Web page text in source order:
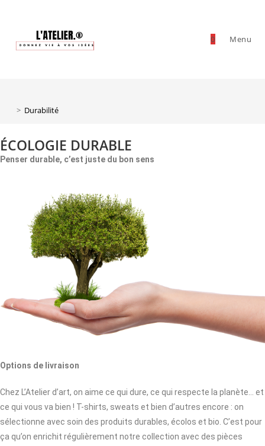
0 Menu
> Durabilité
ÉCOLOGIE DURABLE
Penser durable, c’est juste du bon sens
Options de livraison
Chez L’Atelier d’art, on aime ce qui dure, ce qui respecte la planète… et
ce qui vous va bien ! T-shirts, sweats et bien d’autres encore : on
sélectionne avec soin des produits durables, écolos et bio. C’est pour
ça qu’on enrichit régulièrement notre collection avec des pièces